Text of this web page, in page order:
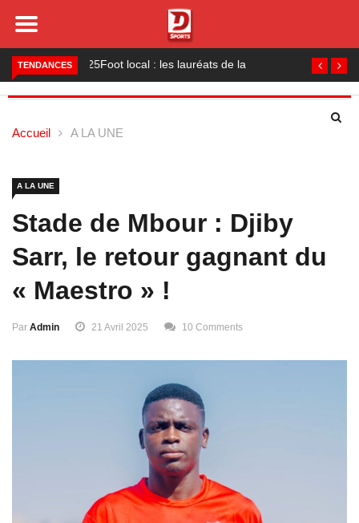
TENDANCES Foot local : les lauréats de la saison 2024-2025
Accueil A LA UNE
A LA UNE
Stade de Mbour : Djiby
Sarr, le retour gagnant du
« Maestro » !
Par Admin 21 Avril 2025 10 Comments